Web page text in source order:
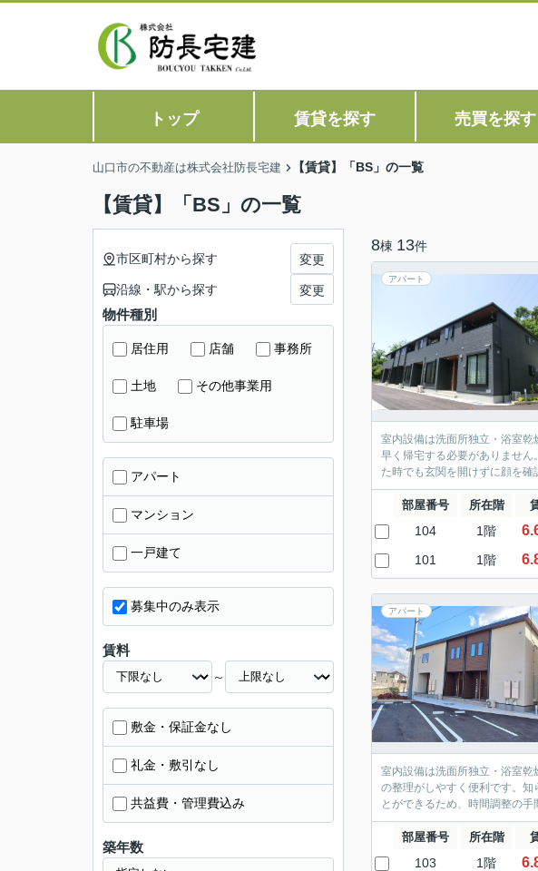
トップ 賃貸を探す 売買を探す
山口市の不動産は株式会社防長宅建 【賃貸】「BS」の一覧
【賃貸】「BS」の一覧
8棟 13件
アパート
室内設備は洗面所独立・浴室
早く帰宅する必要がありませ
た時でも玄関を開けずに顔を
部屋番号 所在階
104 1階
101 1階
アパート
室内設備は洗面所独立・浴室
の整理がしやすく便利です。
とができるため、時間調整の
部屋番号 所在階
103 1階
市区町村から探す 変更
沿線・駅から探す 変更
物件種別
居住用 店舗 事務所
土地 その他事業用
駐車場
アパート
マンション
一戸建て
募集中のみ表示
賃料
～
敷金・保証金なし
礼金・敷引なし
共益費・管理費込み
築年数